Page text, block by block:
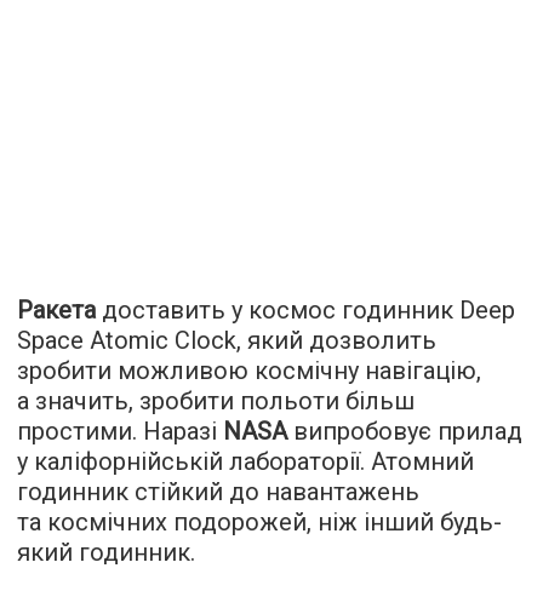
Ракетадоставить у космос годинник Deep
Space Atomic Clock, який дозволить
зробити можливою космічну навігацію,
а значить, зробити польоти більш
простими. Наразі NASAвипробовує прилад
у каліфорнійській лабораторії. Атомний
годинник стійкий до навантажень
та космічних подорожей, ніж інший будь-
який годинник.